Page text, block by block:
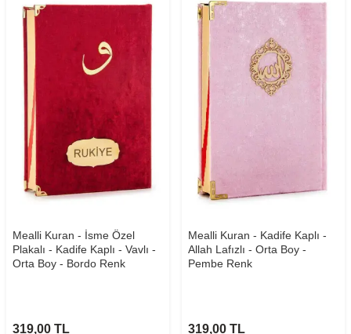
Mealli Kuran - İsme Özel
Plakalı - Kadife Kaplı - Vavlı -
Orta Boy - Bordo Renk
319,00 TL
Mealli Kuran - Kadife Kaplı -
Allah Lafızlı - Orta Boy -
Pembe Renk
319,00 TL